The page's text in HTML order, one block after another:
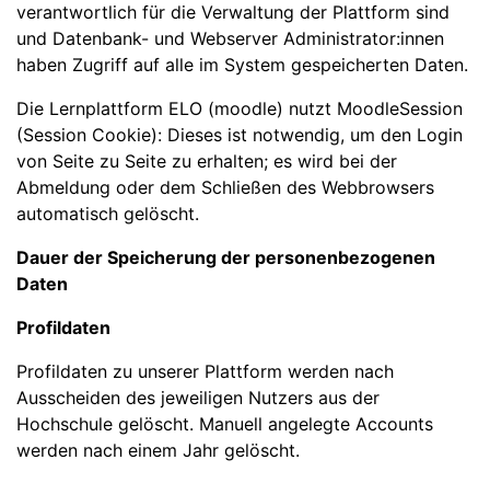
verantwortlich für die Verwaltung der Plattform sind
und Datenbank- und Webserver Administrator:innen
haben Zugriff auf alle im System gespeicherten Daten.
Die Lernplattform ELO (moodle) nutzt MoodleSession
(Session Cookie): Dieses ist notwendig, um den Login
von Seite zu Seite zu erhalten; es wird bei der
Abmeldung oder dem Schließen des Webbrowsers
automatisch gelöscht.
Dauer der Speicherung der personenbezogenen
Daten
Profildaten
Profildaten zu unserer Plattform werden nach
Ausscheiden des jeweiligen Nutzers aus der
Hochschule gelöscht. Manuell angelegte Accounts
werden nach einem Jahr gelöscht.